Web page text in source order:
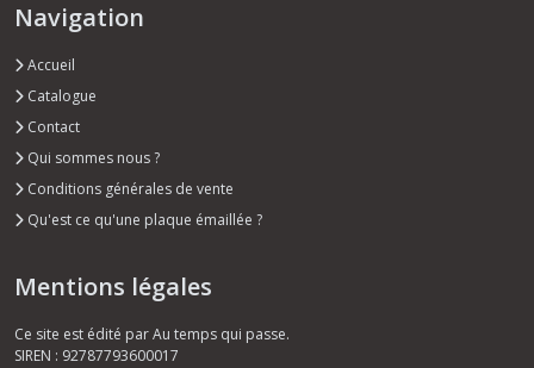
Navigation
Accueil
Catalogue
Contact
Qui sommes nous ?
Conditions générales de vente
Qu'est ce qu'une plaque émaillée ?
Mentions légales
Ce site est édité par Au temps qui passe.
SIREN : 92787793600017